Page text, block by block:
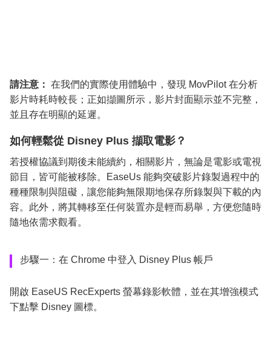
請注意： 在我們的實際使用體驗中，發現 MovPilot 在分析
影片時耗時較長；正如擷圖所示，影片封面顯示並不完整，
並且存在明顯的延遲。
如何輕鬆從 Disney Plus 擷取電影？
若授權協議到期後未能續約，相關影片，無論是電影或電視
節目，皆可能被移除。EaseUs 能夠突破影片錄製過程中的
種種限制與阻礙，讓您能夠無限期地保存所錄製與下載的內
容。此外，將其轉移至任何裝置亦是輕而易舉，方便您隨時
隨地依需求觀看。
步驟一：在 Chrome 中登入 Disney Plus 帳戶
開啟 EaseUS RecExperts 螢幕錄影軟體，並在其增強模式
下點擊 Disney 圖標。